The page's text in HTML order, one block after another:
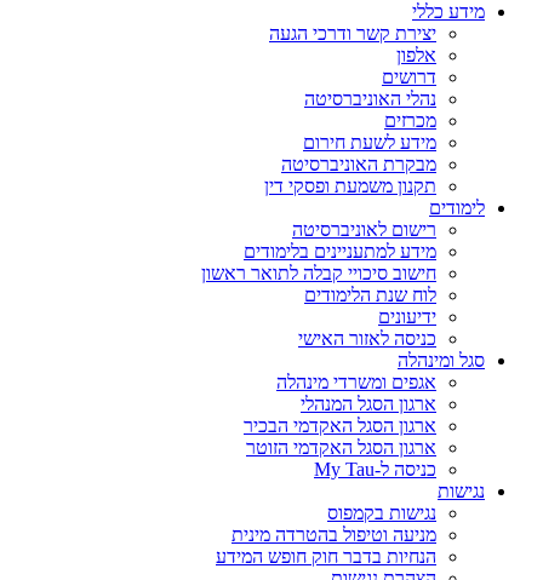
מידע כללי
יצירת קשר ודרכי הגעה
אלפון
דרושים
נהלי האוניברסיטה
מכרזים
מידע לשעת חירום
מבקרת האוניברסיטה
תקנון משמעת ופסקי דין
לימודים
רישום לאוניברסיטה
מידע למתעניינים בלימודים
חישוב סיכויי קבלה לתואר ראשון
לוח שנת הלימודים
ידיעונים
כניסה לאזור האישי
סגל ומינהלה
אגפים ומשרדי מינהלה
ארגון הסגל המנהלי
ארגון הסגל האקדמי הבכיר
ארגון הסגל האקדמי הזוטר
כניסה ל-My Tau
נגישות
נגישות בקמפוס
מניעה וטיפול בהטרדה מינית
הנחיות בדבר חוק חופש המידע